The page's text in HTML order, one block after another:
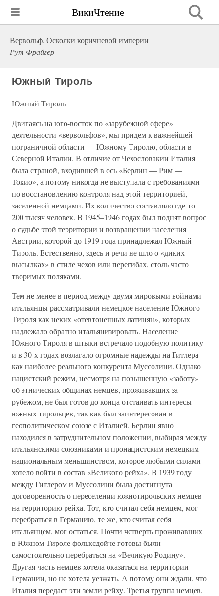
ВикиЧтение
Вервольф. Осколки коричневой империи
Рут Фрайгер
Южный Тироль
Южный Тироль
Двигаясь на юго-восток по «зарубежной сфере»
деятельности «вервольфов», мы придем к важнейшей
пограничной области — Южному Тиролю, области в
Северной Италии. В отличие от Чехословакии Италия
была страной, входившей в ось «Берлин — Рим —
Токио», а потому никогда не выступала с требованиями
по восстановлению контроля над этой территорией,
заселенной немцами. Их количество составляло где-то
200 тысяч человек. В 1945–1946 годах был поднят вопрос
о судьбе этой территории и возвращении населения
Австрии, которой до 1919 года принадлежал Южный
Тироль. Естественно, здесь и речи не шло о «диких
высылках» в стиле чехов или перегибах, столь часто
творимых поляками.
Тем не менее в период между двумя мировыми войнами
итальянцы рассматривали немецкое население Южного
Тироля как неких «отевтоненных латинян», которых
надлежало обратно итальянизировать. Население
Южного Тироля в штыки встречало подобную политику
и в 30-х годах возлагало огромные надежды на Гитлера
как наиболее реального конкурента Муссолини. Однако
нацистский режим, несмотря на повышенную «заботу»
об этнических общинах немцев, проживавших за
рубежом, не был готов до конца отстаивать интересы
южных тирольцев, так как был заинтересован в
геополитическом союзе с Италией. Берлин явно
находился в затруднительном положении, выбирая между
итальянскими союзниками и пронацистским немецким
национальным меньшинством, которое любыми силами
хотело войти в состав «Великого рейха». В 1939 году
между Гитлером и Муссолини была достигнута
договоренность о переселении южнотирольских немцев
на территорию рейха. Тот, кто считал себя немцем, мог
перебраться в Германию, те же, кто считал себя
итальянцем, мог остаться. Почти четверть проживавших
в Южном Тироле фольксдойче готовы были
самостоятельно перебраться на «Великую Родину».
Другая часть немцев хотела оказаться на территории
Германии, но не хотела уезжать. А потому они ждали, что
Италия передаст эти земли рейху. Третья группа немцев,